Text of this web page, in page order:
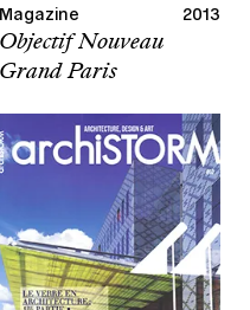
Magazine 2013
Objectif Nouveau
Grand Paris